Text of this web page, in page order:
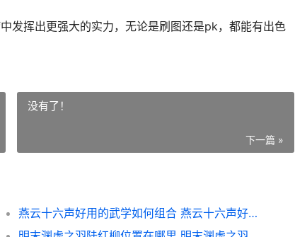
发挥出更强大的实力，无论是刷图还是pk，都能有出色
没有了！
下一篇 »
燕云十六声好用的武学如何组合 燕云十六声好用的奇术